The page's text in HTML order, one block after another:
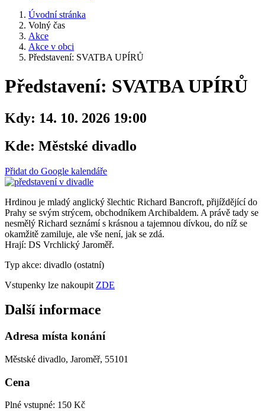
Úvodní stránka
Volný čas
Akce
Akce v obci
Představení: SVATBA UPÍRŮ
Představení: SVATBA UPÍRŮ
Kdy: 14. 10. 2026 19:00
Kde: Městské divadlo
Přidat do Google kalendáře
Hrdinou je mladý anglický šlechtic Richard Bancroft, přijíždějící do
Prahy se svým strýcem, obchodníkem Archibaldem. A právě tady se
nesmělý Richard seznámí s krásnou a tajemnou dívkou, do níž se
okamžitě zamiluje, ale vše není, jak se zdá.
Hrají: DS Vrchlický Jaroměř.
Typ akce: divadlo (ostatní)
Vstupenky lze nakoupit ZDE
Další informace
Adresa místa konání
Městské divadlo, Jaroměř, 55101
Cena
Plné vstupné: 150 Kč